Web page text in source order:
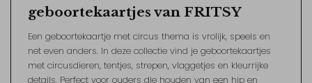
geboortekaartjes van FRITSY
Een geboortekaartje met circus thema is vrolijk, speels en
net even anders. In deze collectie vind je geboortekaartjes
met circusdieren, tentjes, strepen, vlaggetjes en kleurrijke
details. Perfect voor ouders die houden van een hip en